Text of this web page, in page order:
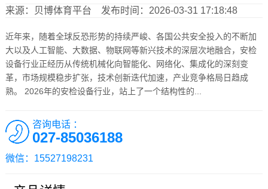
来源： 贝博体育平台 发布时间：2026-03-31 17:18:48
近年来，随着全球反恐形势的持续严峻、各国公共安全投入的不断加
大以及人工智能、大数据、物联网等新兴技术的深层次地融合，安检
设备行业正经历从传统机械化向智能化、网络化、集成化的深刻变
革，市场规模稳步扩张，技术创新迭代加速，产业竞争格局日趋成
熟。 2026年的安检设备行业，站上了一个结构性的...
咨询电话 ：
027-85036188
微信：15527198231